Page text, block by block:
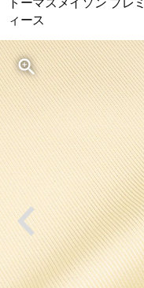
ィース
zoom_in